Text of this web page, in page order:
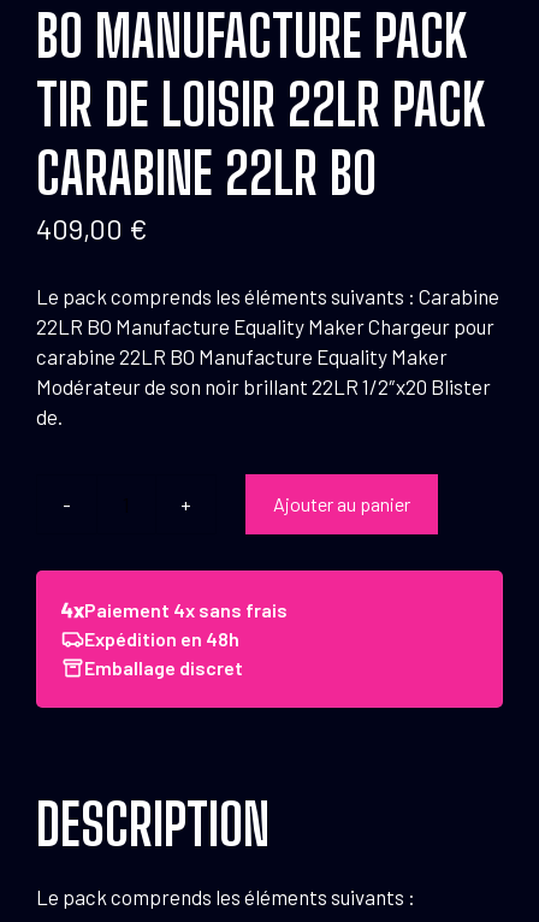
BO MANUFACTURE PACK
TIR DE LOISIR 22LR PACK
CARABINE 22LR BO
409,00 €
Le pack comprends les éléments suivants : Carabine
22LR BO Manufacture Equality Maker Chargeur pour
carabine 22LR BO Manufacture Equality Maker
Modérateur de son noir brillant 22LR 1/2″x20 Blister
de.
quantité
BO
Manufacture
Pack
tir
carabine
22LR
Ajouter au panier
Paiement 4x sans frais
Expédition en 48h
Emballage discret
DESCRIPTION
Le pack comprends les éléments suivants :